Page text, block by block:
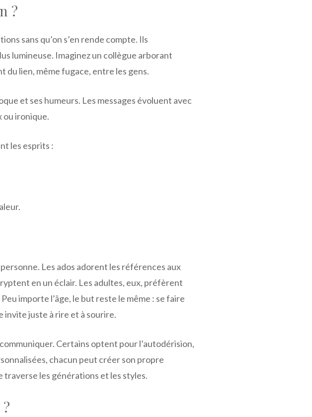
?
sans qu’on s’en rende compte. Ils
lumineuse. Imaginez un collègue arborant
du lien, même fugace, entre les gens.
et ses humeurs. Les messages évoluent avec
ou ironique.
les esprits :
Les ados adorent les références aux
en un éclair. Les adultes, eux, préfèrent
importe l’âge, le but reste le même : se faire
invite juste à rire et à sourire.
Certains optent pour l’autodérision,
chacun peut créer son propre
les générations et les styles.